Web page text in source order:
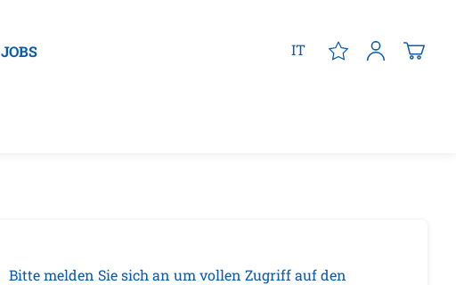
JOBS IT
Bitte melden Sie sich an um vollen Zugriff auf den